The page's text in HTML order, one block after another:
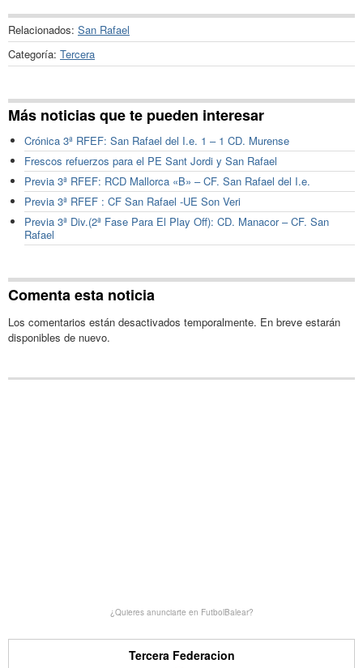
Relacionados: San Rafael
Categoría: Tercera
Más noticias que te pueden interesar
Crónica 3ª RFEF: San Rafael del I.e. 1 – 1 CD. Murense
Frescos refuerzos para el PE Sant Jordi y San Rafael
Previa 3ª RFEF: RCD Mallorca «B» – CF. San Rafael del I.e.
Previa 3ª RFEF : CF San Rafael -UE Son Veri
Previa 3ª Div.(2ª Fase Para El Play Off): CD. Manacor – CF. San
Rafael
Comenta esta noticia
Los comentarios están desactivados temporalmente. En breve estarán
disponibles de nuevo.
¿Quieres anunciarte en FutbolBalear?
Tercera Federacion